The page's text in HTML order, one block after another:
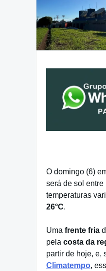
O domingo (6)
será de sol entre
temperaturas
26°C.
Uma frente fria
pela costa da
partir de hoje, e,
Climatempo,